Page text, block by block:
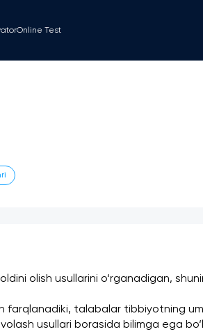
Online Test
olish usullarini o‘rganadigan,
farqlanadiki, talabalar tibbiyotning
usullari borasida bilimga ega